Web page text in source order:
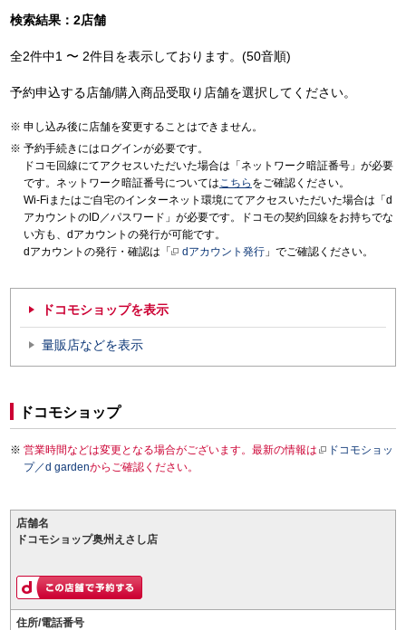
検索結果：2店舗
全2件中1 〜 2件目を表示しております。(50音順)
予約申込する店舗/購入商品受取り店舗を選択してください。
申し込み後に店舗を変更することはできません。
予約手続きにはログインが必要です。
ドコモ回線にてアクセスいただいた場合は「ネットワーク暗証番号」が必要
です。ネットワーク暗証番号についてはこちら をご確認ください。
Wi-Fiまたはご自宅のインターネット環境にてアクセスいただいた場合は「d
アカウントのID／パスワード」が必要です。ドコモの契約回線をお持ちでな
い方も、dアカウントの発行が可能です。
dアカウントの発行・確認は「
dアカウント発行 」でご確認ください。
ドコモショップを表示
量販店などを表示
ドコモショップ
営業時間などは変更となる場合がございます。最新の情報は
ドコモショッ
プ／d gardenからご確認ください。
店舗名
ドコモショップ奥州えさし店
住所/電話番号